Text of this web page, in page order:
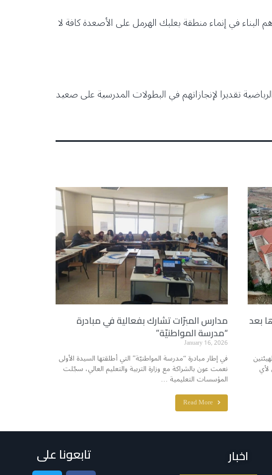
البناء في إنماء منطقة بعلبك الهرمل على الأصعدة كافة لا
تقديرا لإنجازاتهم في البطولات المدرسية على صعيد
بعد
لأي
مدارس المبرّات تشارك بفعالية في مبادرة
“مدرسة المواطنيّة”
January 16, 2026
في إطار مبادرة “مدرسة المواطنيّة” التي أطلقتها السيدة الأولى
نعمت عون بالشراكة مع وزارة التربية والتعليم العالي، سجّلت
المؤسسات التعليمية …
Read More
اخبار تابعونا على